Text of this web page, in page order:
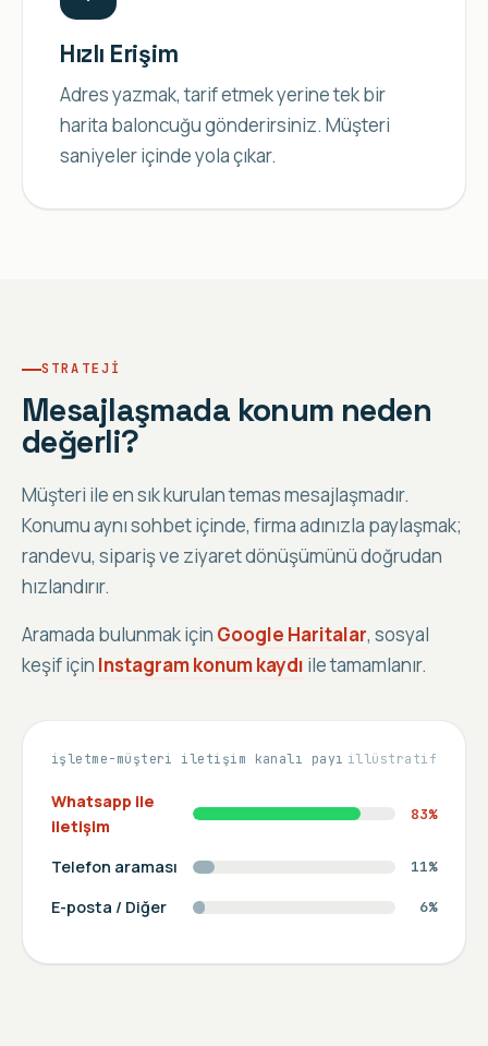
Hızlı Erişim
Adres yazmak, tarif etmek yerine tek bir
harita baloncuğu gönderirsiniz. Müşteri
saniyeler içinde yola çıkar.
STRATEJI
Mesajlaşmada konum neden
değerli?
Müşteri ile en sık kurulan temas mesajlaşmadır.
Konumu aynı sohbet içinde, firma adınızla paylaşmak;
randevu, sipariş ve ziyaret dönüşümünü doğrudan
hızlandırır.
Aramada bulunmak için Google Haritalar, sosyal
keşif için Instagram konum kaydı ile tamamlanır.
işletme-müşteri iletişim kanalı payı illüstratif
Whatsapp ile
iletişim
83%
Telefon araması 11%
E-posta / Diğer 6%